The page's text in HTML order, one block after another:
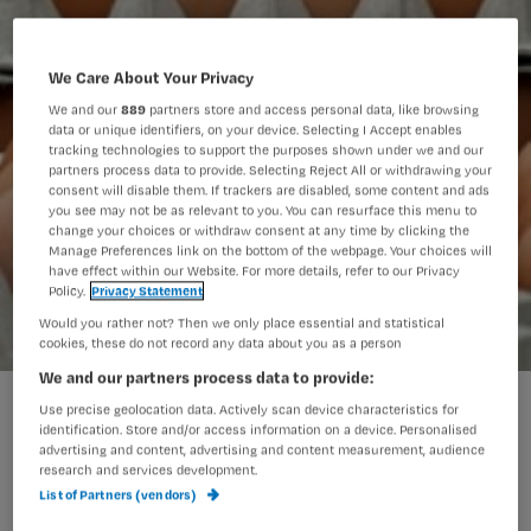
Britse onderzoekers hebben in de
We Care About Your Privacy
We and our889 partners store and access personal data, like browsing
data or unique identifiers, on your device. Selecting I Accept enables
tracking technologies to support the purposes shown under we and our
partners process data to provide. Selecting Reject All or withdrawing your
consent will disable them. If trackers are disabled, some content and ads
you see may not be as relevant to you. You can resurface this menu to
change your choices or withdraw consent at any time by clicking the
Manage Preferences link on the bottom of the webpage. Your choices will
have effect within our Website. For more details, refer to our Privacy
Policy. Privacy Statement
Would you rather not? Then we only place essential and statistical
cookies, these do not record any data about you as a person
We and our partners process data to provide:
Use precise geolocation data. Actively scan device characteristics for
identification. Store and/or access information on a device. Personalised
advertising and content, advertising and content measurement, audience
research and services development.
List of Partners (vendors)